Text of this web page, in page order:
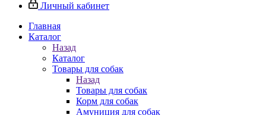
Личный кабинет
Главная
Каталог
Назад
Каталог
Товары для собак
Назад
Товары для собак
Корм для собак
Амуниция для собак